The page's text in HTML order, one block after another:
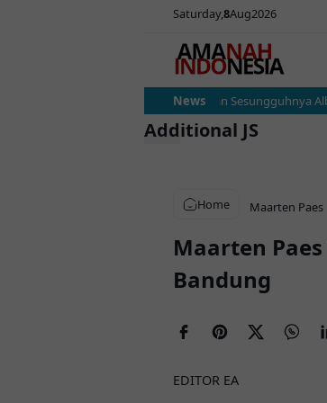
Saturday8Aug2026
News
Argentina vs Austria: Ujian Sesungguhnya
Home Maarten Paes
Maarten
Bandung
EDITOR EA
Additional JS